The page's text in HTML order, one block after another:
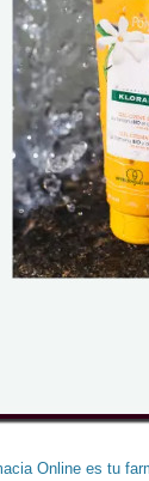
Online es tu